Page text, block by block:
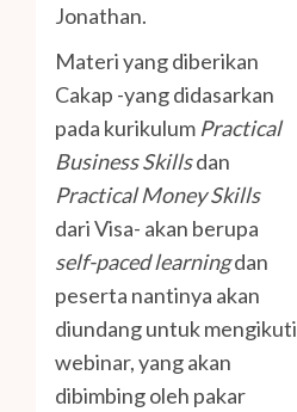
Jonathan.
Materi yang diberikan
Cakap -yang didasarkan
pada kurikulum Practical
Business Skillsdan
Practical Money Skills
dari Visa- akan berupa
self-paced learningdan
peserta nantinya akan
diundang untuk mengikuti
webinar, yang akan
dibimbing oleh pakar